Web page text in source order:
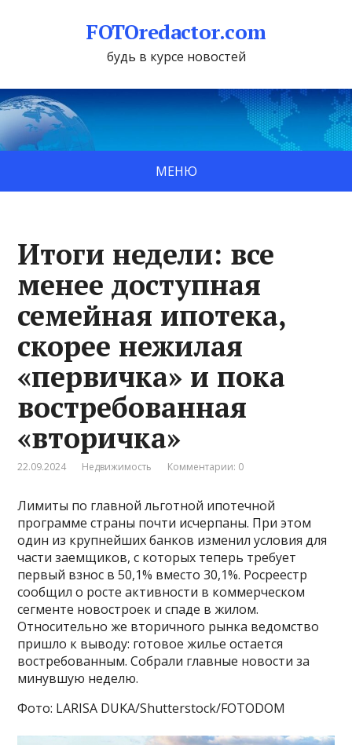
FOTOredactor.com
будь в курсе новостей
МЕНЮ
Итоги недели: все
менее доступная
семейная ипотека,
скорее нежилая
«первичка» и пока
востребованная
«вторичка»
22.09.2024 Недвижимость Комментарии: 0
Лимиты по главной льготной ипотечной
программе страны почти исчерпаны. При этом
один из крупнейших банков изменил условия для
части заемщиков, с которых теперь требует
первый взнос в 50,1% вместо 30,1%. Росреестр
сообщил о росте активности в коммерческом
сегменте новостроек и спаде в жилом.
Относительно же вторичного рынка ведомство
пришло к выводу: готовое жилье остается
востребованным. Собрали главные новости за
минувшую неделю.
Фото: LARISA DUKA/Shutterstock/FOTODOM